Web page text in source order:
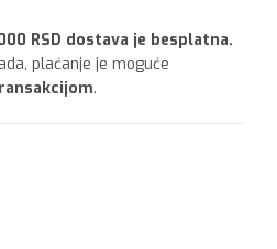
RSD dostava je besplatna.
plaćanje je moguće
.